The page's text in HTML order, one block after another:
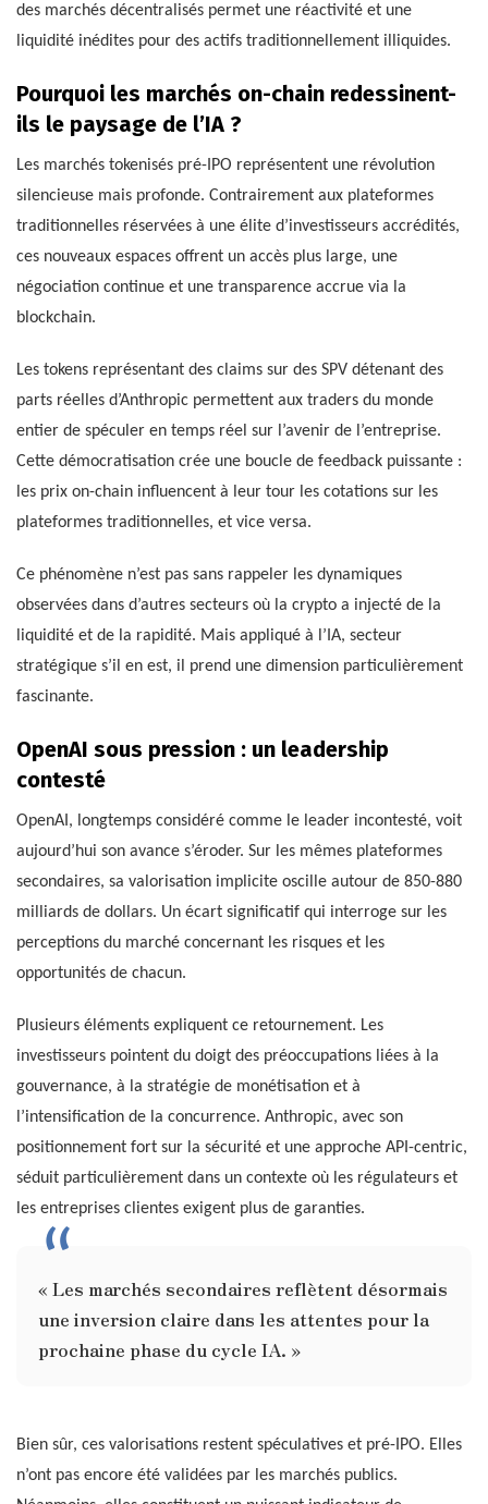
des marchés décentralisés permet une réactivité et une
liquidité inédites pour des actifs traditionnellement illiquides.
Pourquoi les marchés on-chain redessinent-
ils le paysage de l’IA ?
Les marchés tokenisés pré-IPO représentent une révolution
silencieuse mais profonde. Contrairement aux plateformes
traditionnelles réservées à une élite d’investisseurs accrédités,
ces nouveaux espaces offrent un accès plus large, une
négociation continue et une transparence accrue via la
blockchain.
Les tokens représentant des claims sur des SPV détenant des
parts réelles d’Anthropic permettent aux traders du monde
entier de spéculer en temps réel sur l’avenir de l’entreprise.
Cette démocratisation crée une boucle de feedback puissante :
les prix on-chain influencent à leur tour les cotations sur les
plateformes traditionnelles, et vice versa.
Ce phénomène n’est pas sans rappeler les dynamiques
observées dans d’autres secteurs où la crypto a injecté de la
liquidité et de la rapidité. Mais appliqué à l’IA, secteur
stratégique s’il en est, il prend une dimension particulièrement
fascinante.
OpenAI sous pression : un leadership
contesté
OpenAI, longtemps considéré comme le leader incontesté, voit
aujourd’hui son avance s’éroder. Sur les mêmes plateformes
secondaires, sa valorisation implicite oscille autour de 850-880
milliards de dollars. Un écart significatif qui interroge sur les
perceptions du marché concernant les risques et les
opportunités de chacun.
Plusieurs éléments expliquent ce retournement. Les
investisseurs pointent du doigt des préoccupations liées à la
gouvernance, à la stratégie de monétisation et à
l’intensification de la concurrence. Anthropic, avec son
positionnement fort sur la sécurité et une approche API-centric,
séduit particulièrement dans un contexte où les régulateurs et
les entreprises clientes exigent plus de garanties.
« Les marchés secondaires reflètent désormais
une inversion claire dans les attentes pour la
prochaine phase du cycle IA. »
Bien sûr, ces valorisations restent spéculatives et pré-IPO. Elles
n’ont pas encore été validées par les marchés publics.